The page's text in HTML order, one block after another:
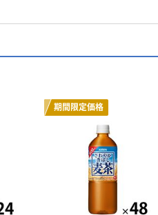
期間限定価格